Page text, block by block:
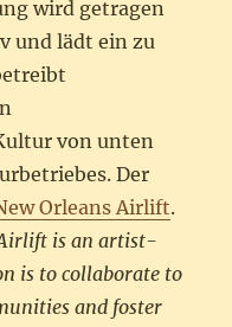
wird getragen
und lädt ein zu
von unten
Der
Orleans Airlift.
is an artist-
is to collaborate to
and foster